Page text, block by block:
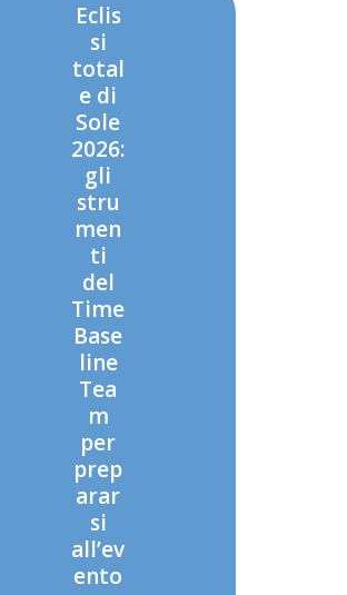
Eclis
si
total
e di
Sole
2026:
gli
stru
men
ti
del
Time
Base
line
Tea
m
per
prep
arar
si
all’ev
ento